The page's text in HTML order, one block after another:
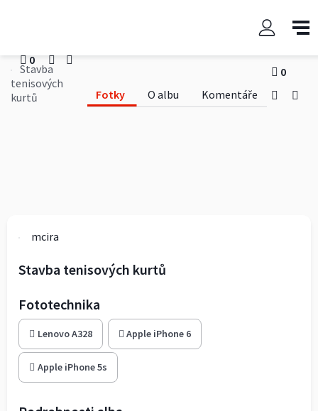
0
Stavba
tenisových
kurtů
Fotky O albu Komentáře
0
mcira
Stavba tenisových kurtů
Fototechnika
Lenovo A328 Apple iPhone 6
Apple iPhone 5s